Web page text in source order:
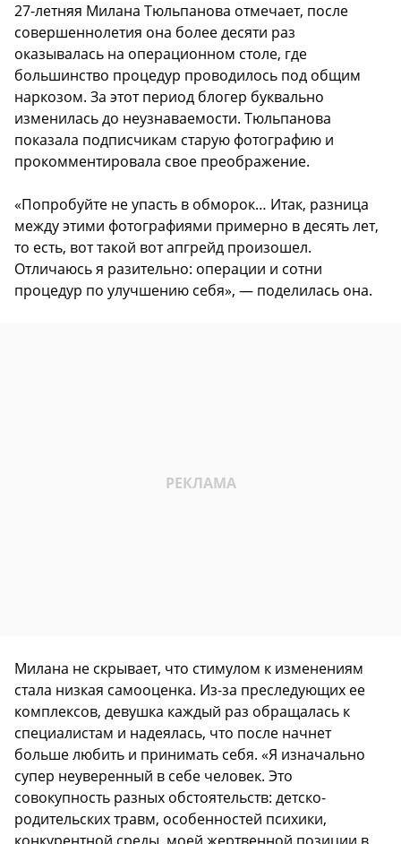
27-летняя Милана Тюльпанова отмечает, после
совершеннолетия она более десяти раз
оказывалась на операционном столе, где
большинство процедур проводилось под общим
наркозом. За этот период блогер буквально
изменилась до неузнаваемости. Тюльпанова
показала подписчикам старую фотографию и
прокомментировала свое преображение.
«Попробуйте не упасть в обморок… Итак, разница
между этими фотографиями примерно в десять лет,
то есть, вот такой вот апгрейд произошел.
Отличаюсь я разительно: операции и сотни
процедур по улучшению себя», — поделилась она.
Милана не скрывает, что стимулом к изменениям
стала низкая самооценка. Из-за преследующих ее
комплексов, девушка каждый раз обращалась к
специалистам и надеялась, что после начнет
больше любить и принимать себя. «Я изначально
супер неуверенный в себе человек. Это
совокупность разных обстоятельств: детско-
родительских травм, особенностей психики,